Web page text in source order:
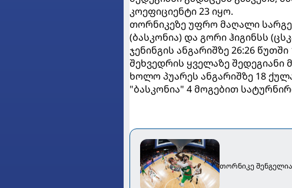
კოეფიციენტი 23 იყო.
თორნიკეზე უფრო მაღალი
(ბასკონია) და გორი ჰიგინსს
ჯენინგის ანგარიშზე 26:26
შეხვედრის ყველაზე
ხოლო პუარეს ანგარიშზე 18
"ბასკონია" 4 მოგებით
თორნიკე